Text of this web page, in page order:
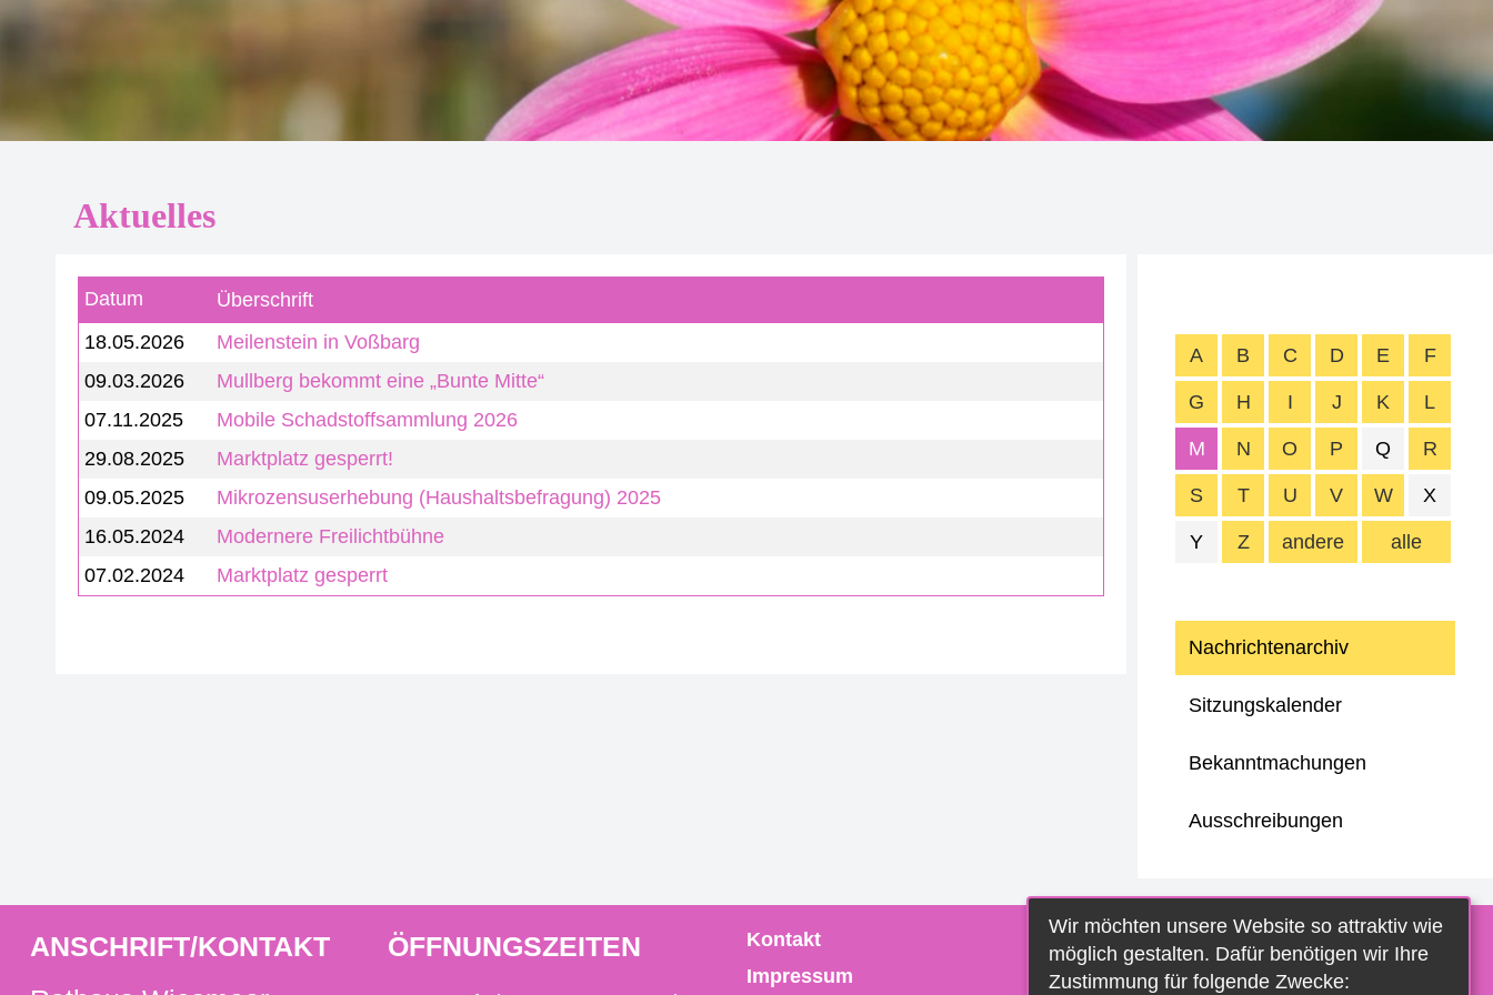
Aktuelles
Datum
Überschrift
18.05.2026
Meilenstein in Voßbarg
09.03.2026
Mullberg bekommt eine „Bunte Mitte“
07.11.2025
Mobile Schadstoffsammlung 2026
29.08.2025
Marktplatz gesperrt!
09.05.2025
Mikrozensuserhebung (Haushaltsbefragung) 2025
16.05.2024
Modernere Freilichtbühne
07.02.2024
Marktplatz gesperrt
Nachrichtenarchiv
Sitzungskalender
Bekanntmachungen
Ausschreibungen
alle
A B C D E F
G H I J K L
M N O P Q R
S T U V W X
Y Z andere
ANSCHRIFT/KONTAKT
ÖFFNUNGSZEITEN
Kontakt
Impressum
Wir möchten unsere Website so attraktiv wie
möglich gestalten. Dafür benötigen wir Ihre
Zustimmung für folgende Zwecke: